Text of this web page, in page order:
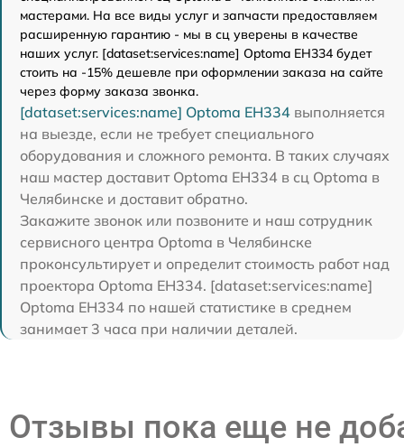
мастерами. На все виды услуг и запчасти предоставляем
расширенную гарантию - мы в сц уверены в качестве
наших услуг. [dataset:services:name] Optoma EH334 будет
стоить на -15% дешевле при оформлении заказа на сайте
через форму заказа звонка.
[dataset:services:name] Optoma EH334 выполняется
на выезде, если не требует специального
оборудования и сложного ремонта. В таких случаях
наш мастер доставит Optoma EH334 в сц Optoma в
Челябинске и доставит обратно.
Закажите звонок или позвоните и наш сотрудник
сервисного центра Optoma в Челябинске
проконсультирует и определит стоимость работ над
проектора Optoma EH334. [dataset:services:name]
Optoma EH334 по нашей статистике в среднем
занимает 3 часа при наличии деталей.
Отзывы пока еще не